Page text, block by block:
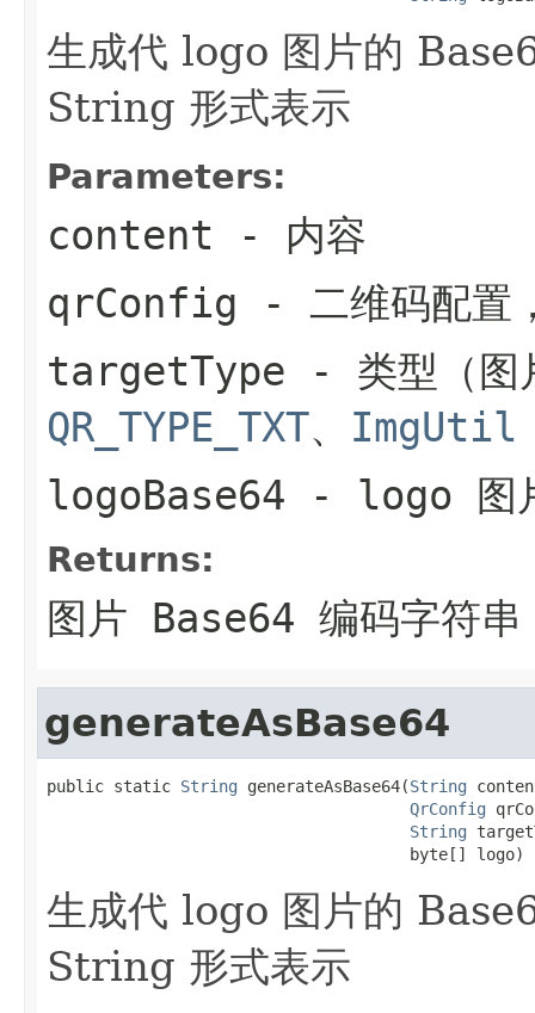
生成代 logo 图片的
String 形式表示
Parameters:
content - 内容
qrConfig - 二维码配置
targetType - 类型（图
QR_TYPE_TXT、 ImgUtil
logoBase64 - logo 图
Returns:
图片 Base64 编码字符串
generateAsBase64
public static String generateAsBase64(String
QrConfig
String
                                      byte[] logo)
生成代 logo 图片的
String 形式表示